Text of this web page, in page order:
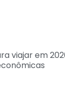
viajar em